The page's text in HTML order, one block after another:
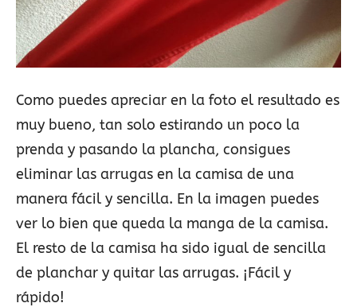
Como puedes apreciar en la foto el resultado es
muy bueno, tan solo estirando un poco la
prenda y pasando la plancha, consigues
eliminar las arrugas en la camisa de una
manera fácil y sencilla. En la imagen puedes
ver lo bien que queda la manga de la camisa.
El resto de la camisa ha sido igual de sencilla
de planchar y quitar las arrugas. ¡Fácil y
rápido!